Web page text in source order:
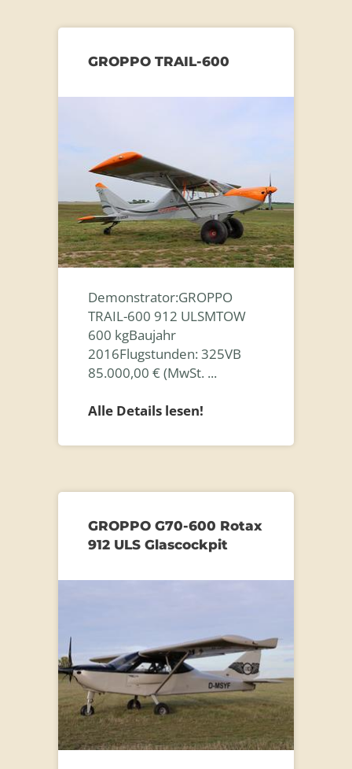
GROPPO TRAIL-600
Demonstrator:GROPPO
TRAIL-600 912 ULSMTOW
600 kgBaujahr
2016Flugstunden: 325VB
85.000,00 € (MwSt. ...
Alle Details lesen!
GROPPO G70-600 Rotax
912 ULS Glascockpit